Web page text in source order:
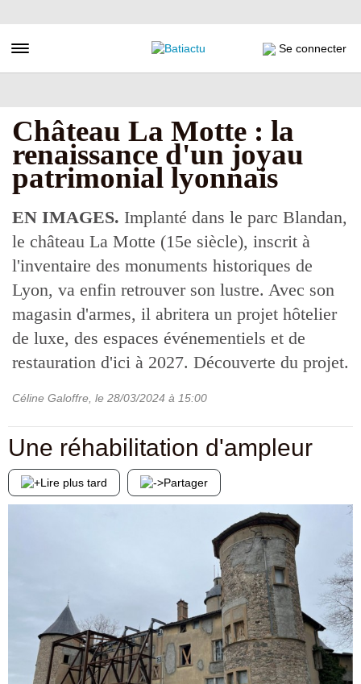
au
principal
Toggle navigation Se connecter
Château La Motte : la
renaissance d'un joyau
patrimonial lyonnais
EN IMAGES. Implanté dans le parc Blandan,
le château La Motte (15e siècle), inscrit à
l'inventaire des monuments historiques de
Lyon, va enfin retrouver son lustre. Avec son
magasin d'armes, il abritera un projet hôtelier
de luxe, des espaces événementiels et de
restauration d'ici à 2027. Découverte du projet.
Céline Galoffre , le 28/03/2024 à 15:00
Une réhabilitation d'ampleur
Lire plus tard Partager